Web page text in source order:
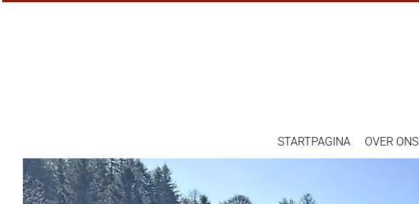
STARTPAGINA OVER ONS